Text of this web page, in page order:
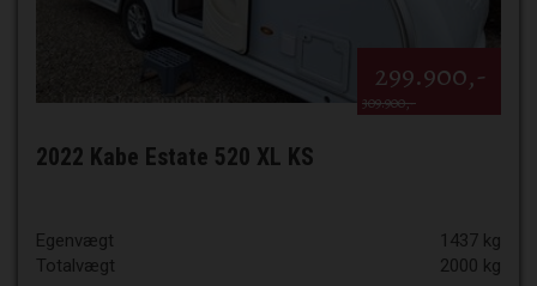
299.900,-
309.900,-
2022 Kabe Estate 520 XL KS
Egenvægt
1437 kg
Totalvægt
2000 kg